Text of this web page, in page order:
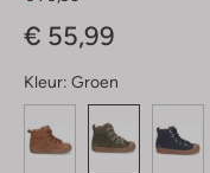
€ 55,99
Kleur: Groen